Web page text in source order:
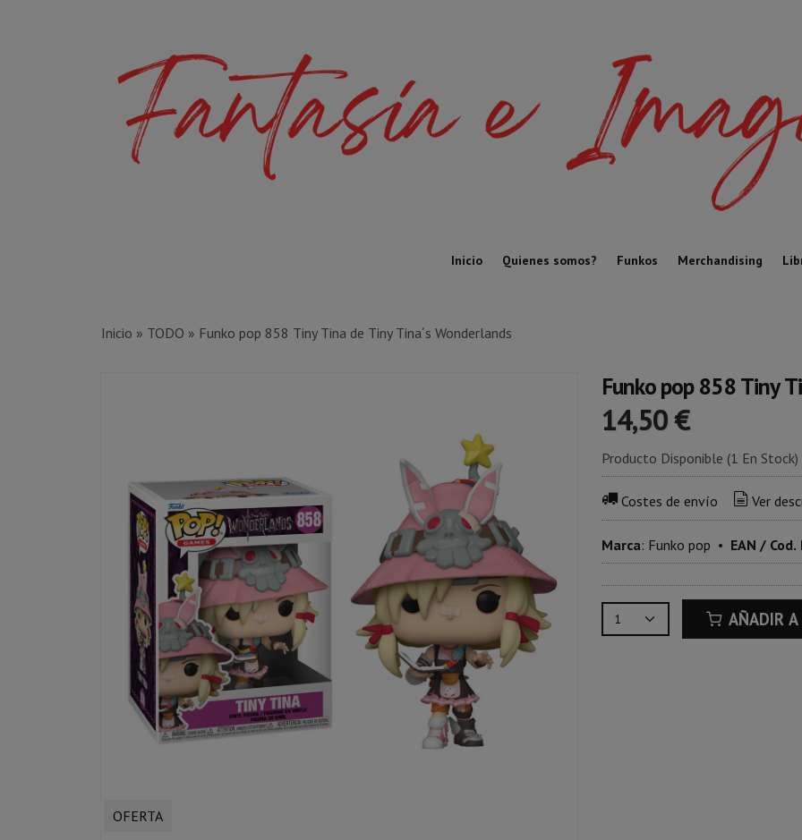
Inicio Quienes somos? Funkos Merchandising
Inicio » TODO » Funko pop 858 Tiny Tina de Tiny Tina´s Wonderlands
OFERTA
Funko pop 858 Tiny
14,50 €
Producto Disponible (1 En Stock)
Costes de envío Ver
Marca: Funko pop • EAN /
AÑADIR A